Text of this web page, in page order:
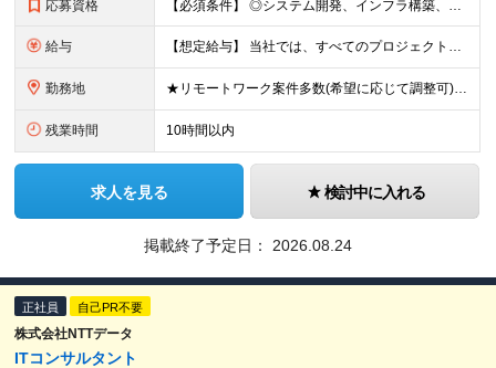
応募資格 【必須条件】 ◎システム開発、インフラ構築、運用保守など、いずれかのIT実務経験（1年以上） ※言語・環境不問（Java／C#／Python／AWS／Azureなど歓迎） ◎（IT業界、プ
給与 【想定給与】 当社では、すべてのプロジェクトで受注単価を完全開示。 給与はその単価に連動し、還元率は80％以上を保証しています。 経験・スキル・貢献度に応じて報酬を正当に評価し、前職年収の
勤務地 ★リモートワーク案件多数(希望に応じて調整可) ★勤務地は希望を考慮します ★転勤はありません ★U・Iターンも歓迎です！ 関西エリア(大阪・兵庫・京都・滋賀・奈良・和歌山)の取引先、または本社での
残業時間 10時間以内
求人を見る 検討中に入れる
掲載終了予定日： 2026.08.24
正社員 自己PR不要
株式会社NTTデータ
ITコンサルタント